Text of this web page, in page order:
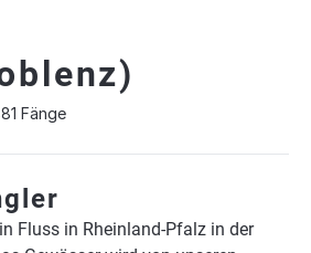
Fänge
Fluss in Rheinland-Pfalz in der